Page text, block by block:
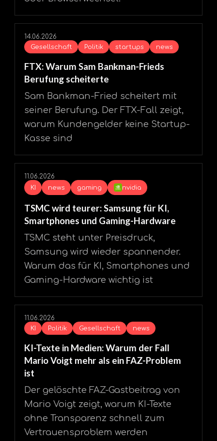
14.06.2026
Gesellschaft
Politik startups news
FTX: Warum Sam Bankman-Frieds
Berufung scheiterte
Sam Bankman-Fried scheitert mit
seiner Berufung. Der FTX-Fall zeigt,
warum Kundengelder keine Startup-
Kasse sind
11.06.2026
KI
news gaming nvidia
TSMC wird teurer: Samsung für KI,
Smartphones und Gaming-Hardware
TSMC steht unter Preisdruck,
Samsung wird wieder spannender.
Warum das für KI, Smartphones und
Gaming-Hardware wichtig ist
11.06.2026
KI
Politik Gesellschaft news
KI-Texte in Medien: Warum der Fall
Mario Voigt mehr als ein FAZ-Problem
ist
Der gelöschte FAZ-Gastbeitrag von
Mario Voigt zeigt, warum KI-Texte
ohne Transparenz schnell zum
Vertrauensproblem werden